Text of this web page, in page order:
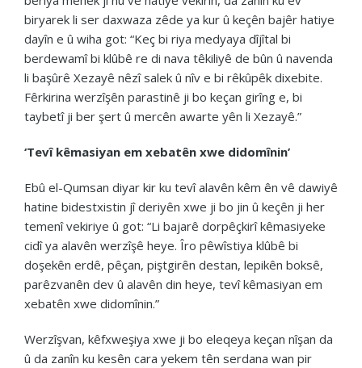
biryarek li ser daxwaza zêde ya kur û keçên bajêr hatiye
dayîn e û wiha got: “Keç bi riya medyaya dîjîtal bi
berdewamî bi klûbê re di nava têkiliyê de bûn û navenda
li başûrê Xezayê nêzî salek û nîv e bi rêkûpêk dixebite.
Fêrkirina werzîşên parastinê ji bo keçan girîng e, bi
taybetî ji ber şert û mercên awarte yên li Xezayê.”
‘Tevî kêmasiyan em xebatên xwe didomînin’
Ebû el-Qumsan diyar kir ku tevî alavên kêm ên vê dawiyê
hatine bidestxistin jî deriyên xwe ji bo jin û keçên ji her
temenî vekiriye û got: “Li bajarê dorpêçkirî kêmasiyeke
cidî ya alavên werzîşê heye. Îro pêwîstiya klûbê bi
doşekên erdê, pêçan, piştgirên destan, lepikên boksê,
parêzvanên dev û alavên din heye, tevî kêmasiyan em
xebatên xwe didomînin.”
Werzîşvan, kêfxweşiya xwe ji bo eleqeya keçan nîşan da
û da zanîn ku kesên cara yekem tên serdana wan pir